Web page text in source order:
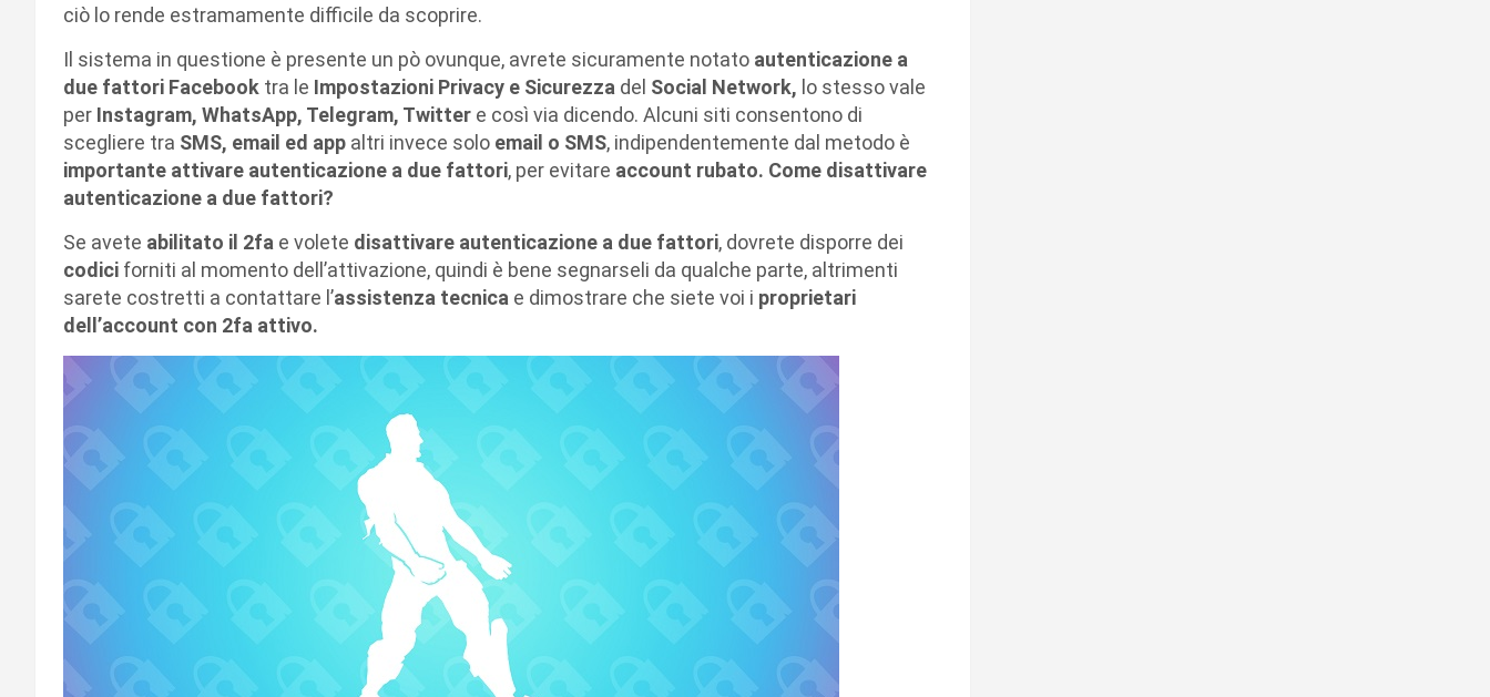
ciò lo rende estramamente difficile da scoprire.
Il sistema in questione è presente un pò ovunque, avrete sicuramente notato autenticazione a
due fattori Facebook tra le Impostazioni Privacy e Sicurezza del Social Network, lo stesso vale
per Instagram, WhatsApp, Telegram, Twitter e così via dicendo. Alcuni siti consentono di
scegliere tra SMS, email ed app altri invece solo email o SMS, indipendentemente dal metodo è
importante attivare autenticazione a due fattori, per evitare account rubato. Come disattivare
autenticazione a due fattori?
Se avete abilitato il 2fa e volete disattivare autenticazione a due fattori, dovrete disporre dei
codici forniti al momento dell’attivazione, quindi è bene segnarseli da qualche parte, altrimenti
sarete costretti a contattare l’assistenza tecnica e dimostrare che siete voi i proprietari
dell’account con 2fa attivo.